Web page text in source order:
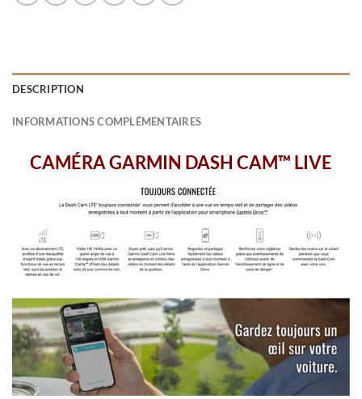
DESCRIPTION
INFORMATIONS COMPLÉMENTAIRES
CAMÉRA GARMIN DASH CAM™ LIVE